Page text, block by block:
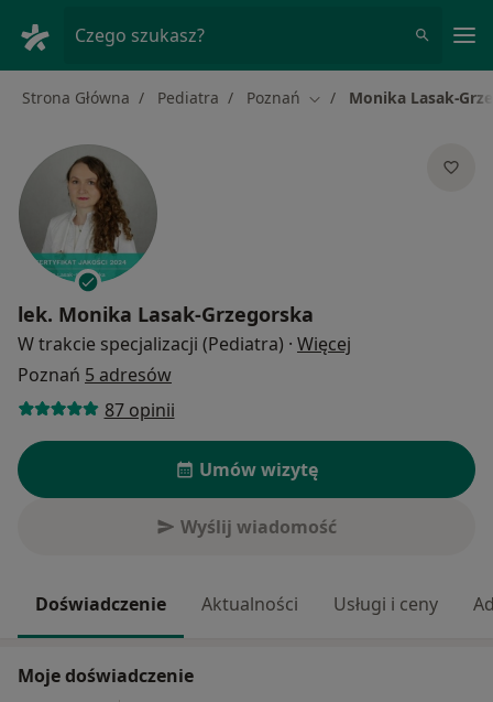
Czego szukasz?
Strona Główna Pediatra Poznań Zmień miasto
Monika Lasak-
lek. Monika Lasak-Grzegorska
W trakcie specjalizacji (Pediatra) · Więcej
Poznań 5 adresów
87 opinii
Umów wizytę
Wyślij wiadomość
Doświadczenie Aktualności Usługi i ceny
Moje doświadczenie